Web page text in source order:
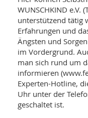
WUNSCHKIND e.V.
unterstützend tätig
Erfahrungen und
Ängsten und
im Vordergrund.
man sich rund um
informieren
Experten-Hotline,
Uhr unter der
geschaltet ist.